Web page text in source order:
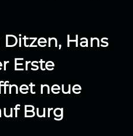
Hans
Erste
neue
Burg